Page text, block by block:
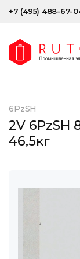
+7 (495) 488-67-
СКИДКИ И
6PzSH
2V 6PzSH
46,5кг